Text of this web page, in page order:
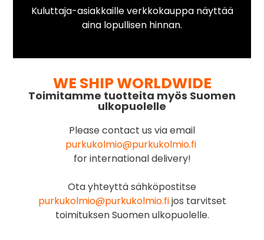
Kuluttaja-asiakkaille verkkokauppa näyttää
aina lopullisen hinnan.
WE SHIP WORLDWIDE
Toimitamme tuotteita myös Suomen
ulkopuolelle
Please contact us via email
purkukolmio@purkukolmio.fi
for international delivery!
Ota yhteyttä sähköpostitse
purkukolmio@purkukolmio.fijos tarvitset
toimituksen Suomen ulkopuolelle.